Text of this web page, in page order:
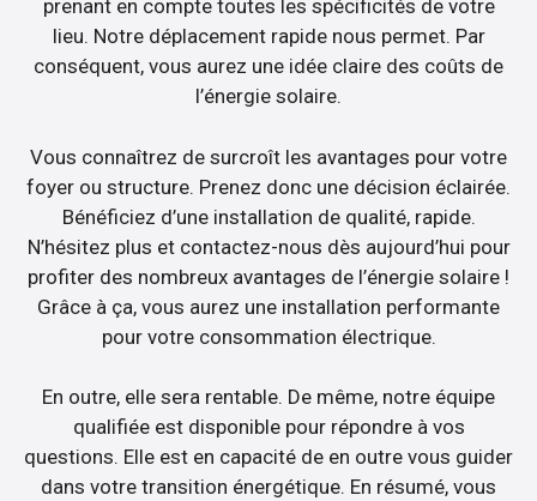
prenant en compte toutes les spécificités de votre
lieu. Notre déplacement rapide nous permet. Par
conséquent, vous aurez une idée claire des coûts de
l’énergie solaire.
Vous connaîtrez de surcroît les avantages pour votre
foyer ou structure. Prenez donc une décision éclairée.
Bénéficiez d’une installation de qualité, rapide.
N’hésitez plus et contactez-nous dès aujourd’hui pour
profiter des nombreux avantages de l’énergie solaire !
Grâce à ça, vous aurez une installation performante
pour votre consommation électrique.
En outre, elle sera rentable. De même, notre équipe
qualifiée est disponible pour répondre à vos
questions. Elle est en capacité de en outre vous guider
dans votre transition énergétique. En résumé, vous